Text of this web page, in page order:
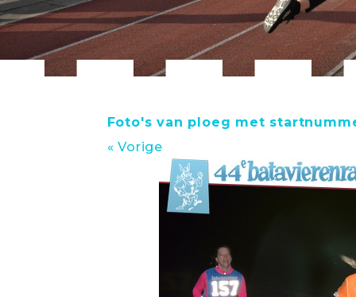
Foto's van ploeg met
« Vorige